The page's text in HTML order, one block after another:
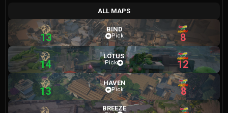
ALL MAPS
13
BIND
Pick 8
14
LOTUS
Pick 12
13
HAVEN
Pick 8
BREEZE